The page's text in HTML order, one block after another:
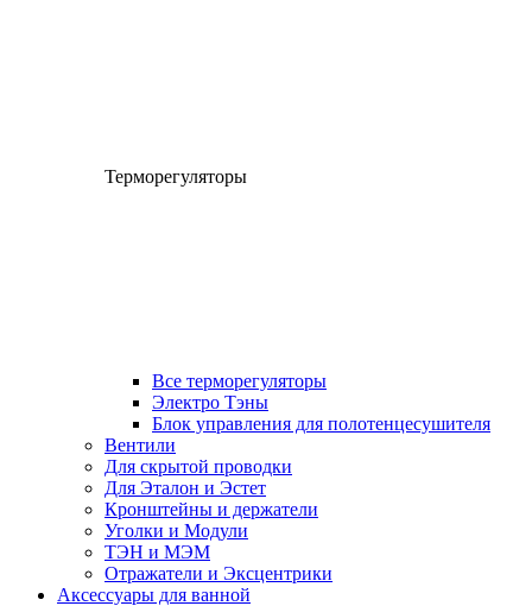
Терморегуляторы
Все терморегуляторы
Электро Тэны
Блок управления для полотенцесушителя
Вентили
Для скрытой проводки
Для Эталон и Эстет
Кронштейны и держатели
Уголки и Модули
ТЭН и МЭМ
Отражатели и Эксцентрики
Аксессуары для ванной